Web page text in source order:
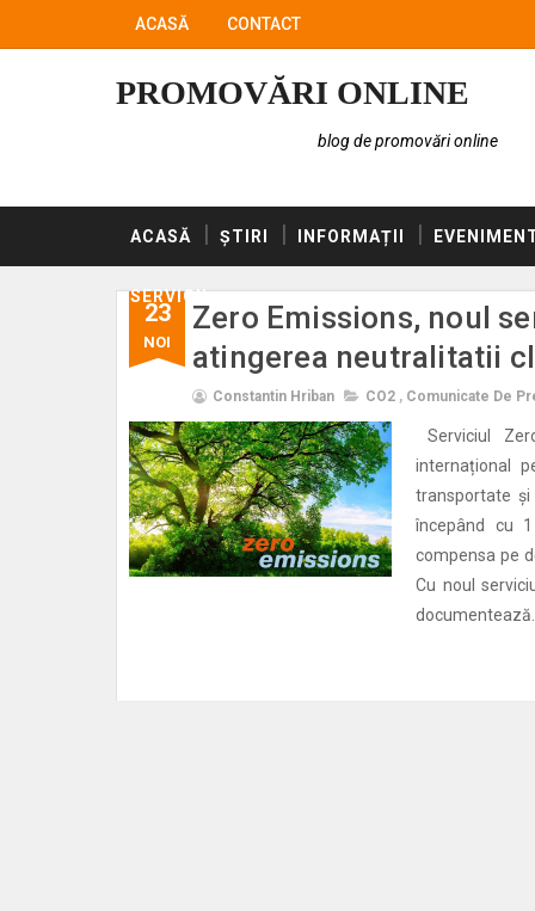
ACASĂ CONTACT
PROMOVĂRI ONLINE
blog de promovări online
ACASĂ ȘTIRI INFORMAȚII
SERVICII
23
NOI
Zero Emissions, noul
atingerea neutralitatii
Constantin Hriban CO2 , Comunicate De
Serviciul
internațional
transportate
începând cu
compensa pe
Cu noul
documentează...